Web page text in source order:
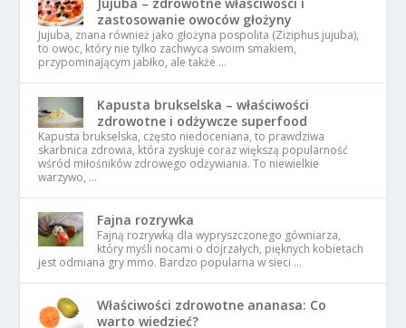
zastosowanie owoców głożyny
Jujuba, znana również jako głożyna pospolita (Ziziphus jujuba),
to owoc, który nie tylko zachwyca swoim smakiem,
przypominającym jabłko, ale także …
Kapusta brukselska – właściwości
zdrowotne i odżywcze superfood
Kapusta brukselska, często niedoceniana, to prawdziwa
skarbnica zdrowia, która zyskuje coraz większą popularność
wśród miłośników zdrowego odżywiania. To niewielkie
warzywo, …
Fajna rozrywka
Fajną rozrywką dla wypryszczonego gówniarza,
który myśli nocami o dojrzałych, pięknych kobietach
jest odmiana gry mmo. Bardzo popularna w sieci …
Właściwości zdrowotne ananasa: Co
warto wiedzieć?